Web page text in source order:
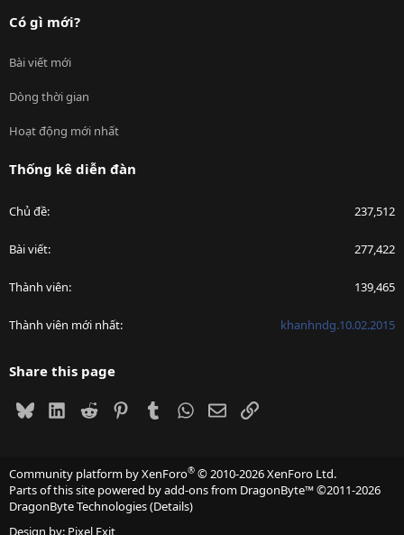
Có gì mới?
Bài viết mới
Dòng thời gian
Hoạt động mới nhất
Thống kê diễn đàn
Chủ đề 237,512
Bài viết 277,422
Thành viên 139,465
Thành viên mới nhất khanhndg.10.02.2015
Share this page
BlueskyLinkedIn
Reddit PinterestTumblrWhatsApp
EmailLink
Community platform by XenForo® © 2010-2026 XenForo Ltd.
Parts of this site powered byadd-ons from DragonByte™©2011-2026
DragonByte Technologies(Details)
Design by: Pixel Exit